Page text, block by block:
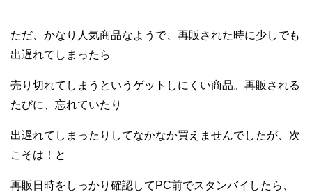
ただ、かなり人気商品なようで、再販された時に少しでも
出遅れてしまったら
売り切れてしまうというゲットしにくい商品。再販される
たびに、忘れていたり
出遅れてしまったりしてなかなか買えませんでしたが、次
こそは！と
再販日時をしっかり確認してPC前でスタンバイしたら、